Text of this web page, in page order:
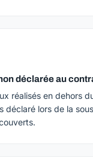
déclarée au
réalisés en dehors
déclaré lors de la